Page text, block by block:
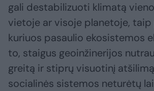
gali destabilizuoti klimatą
vietoje ar visoje planetoje,
kuriuos pasaulio ekosistemos
to, staigus geoinžinerijos
greitą ir stiprų visuotinį
socialinės sistemos neturėtų